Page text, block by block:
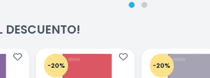
-20% -20%